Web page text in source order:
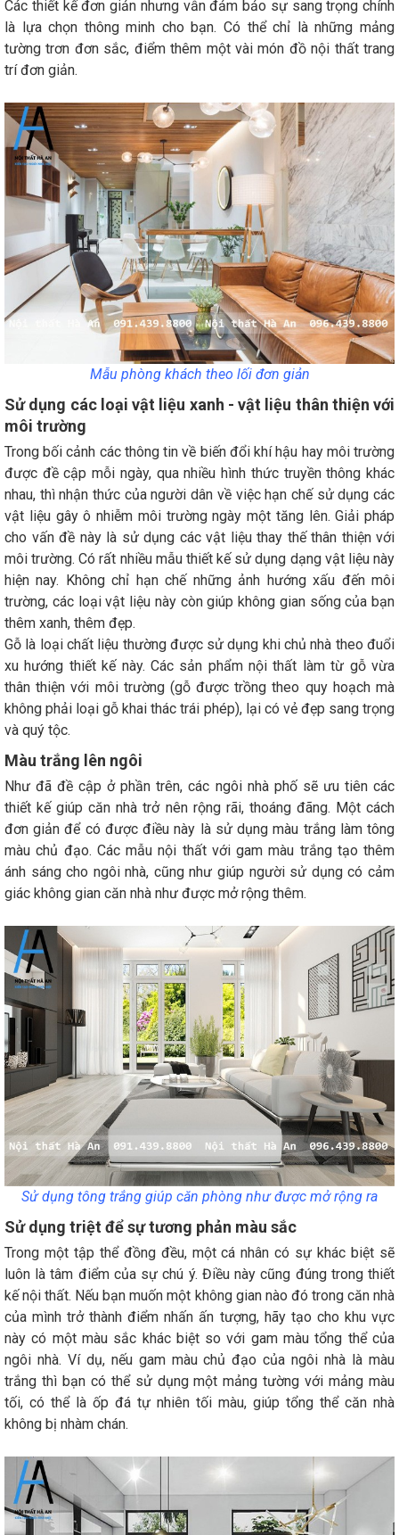
Các thiết kế đơn giản nhưng vẫn đảm bảo sự sang trọng chính
là lựa chọn thông minh cho bạn. Có thể chỉ là những mảng
tường trơn đơn sắc, điểm thêm một vài món đồ nội thất trang
trí đơn giản.
Mẫu phòng khách theo lối đơn giản
Sử dụng các loại vật liệu xanh - vật liệu thân thiện với
môi trường
Trong bối cảnh các thông tin về biến đổi khí hậu hay môi trường
được đề cập mỗi ngày, qua nhiều hình thức truyền thông khác
nhau, thì nhận thức của người dân về việc hạn chế sử dụng các
vật liệu gây ô nhiễm môi trường ngày một tăng lên. Giải pháp
cho vấn đề này là sử dụng các vật liệu thay thế thân thiện với
môi trường. Có rất nhiều mẫu thiết kế sử dụng dạng vật liệu này
hiện nay. Không chỉ hạn chế những ảnh hướng xấu đến môi
trường, các loại vật liệu này còn giúp không gian sống của bạn
thêm xanh, thêm đẹp.
Gỗ là loại chất liệu thường được sử dụng khi chủ nhà theo đuổi
xu hướng thiết kế này. Các sản phẩm nội thất làm từ gỗ vừa
thân thiện với môi trường (gỗ được trồng theo quy hoạch mà
không phải loại gỗ khai thác trái phép), lại có vẻ đẹp sang trọng
và quý tộc.
Màu trắng lên ngôi
Như đã đề cập ở phần trên, các ngôi nhà phố sẽ ưu tiên các
thiết kế giúp căn nhà trở nên rộng rãi, thoáng đãng. Một cách
đơn giản để có được điều này là sử dụng màu trắng làm tông
màu chủ đạo. Các mẫu nội thất với gam màu trắng tạo thêm
ánh sáng cho ngôi nhà, cũng như giúp người sử dụng có cảm
giác không gian căn nhà như được mở rộng thêm.
Sử dụng tông trắng giúp căn phòng như được mở rộng ra
Sử dụng triệt để sự tương phản màu sắc
Trong một tập thể đồng đều, một cá nhân có sự khác biệt sẽ
luôn là tâm điểm của sự chú ý. Điều này cũng đúng trong thiết
kế nội thất. Nếu bạn muốn một không gian nào đó trong căn nhà
của mình trở thành điểm nhấn ấn tượng, hãy tạo cho khu vực
này có một màu sắc khác biệt so với gam màu tổng thể của
ngôi nhà. Ví dụ, nếu gam màu chủ đạo của ngôi nhà là màu
trắng thì bạn có thể sử dụng một mảng tường với mảng màu
tối, có thể là ốp đá tự nhiên tối màu, giúp tổng thể căn nhà
không bị nhàm chán.